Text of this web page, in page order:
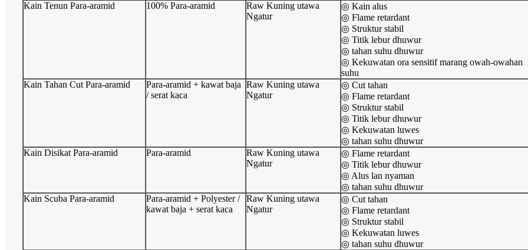
Kain Tenun Para-aramid
100% Para-aramid
Raw Kuning utawa
Ngatur
◎ Kain alus
◎ Flame retardant
◎ Struktur stabil
◎ Titik lebur dhuwur
◎ tahan suhu dhuwur
◎ Kekuwatan ora sensitif marang owah-owahan
suhu
Kain Tahan Cut Para-aramid
Para-aramid + kawat baja
/ serat kaca
Raw Kuning utawa
Ngatur
◎ Cut tahan
◎ Flame retardant
◎ Struktur stabil
◎ Titik lebur dhuwur
◎ Kekuwatan luwes
◎ tahan suhu dhuwur
Kain Disikat Para-aramid
Para-aramid
Raw Kuning utawa
Ngatur
◎ Flame retardant
◎ Titik lebur dhuwur
◎ Alus lan nyaman
◎ tahan suhu dhuwur
Kain Scuba Para-aramid
Para-aramid + Polyester /
kawat baja + serat kaca
Raw Kuning utawa
Ngatur
◎ Cut tahan
◎ Flame retardant
◎ Struktur stabil
◎ Kekuwatan luwes
◎ tahan suhu dhuwur